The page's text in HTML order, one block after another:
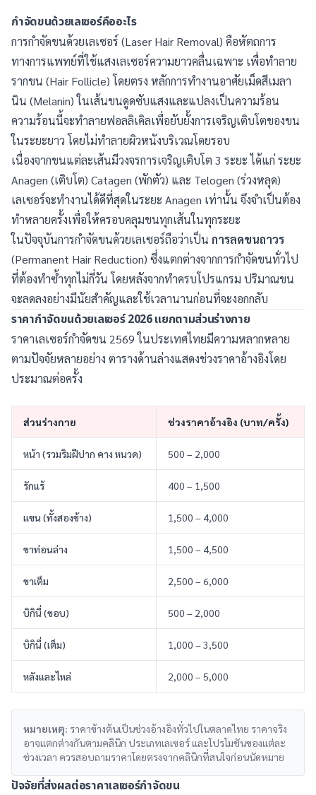
กำจัดขนด้วยเลเซอร์คืออะไร
การกำจัดขนด้วยเลเซอร์ (Laser Hair Removal) คือหัตถการ
ทางการแพทย์ที่ใช้แสงเลเซอร์ความยาวคลื่นเฉพาะ เพื่อทำลาย
รากขน (Hair Follicle) โดยตรง หลักการทำงานอาศัยเม็ดสีเมลา
นิน (Melanin) ในเส้นขนดูดซับแสงและแปลงเป็นความร้อน
ความร้อนนี้จะทำลายฟอลลิเคิลเพื่อยับยั้งการเจริญเติบโตของขน
ในระยะยาว โดยไม่ทำลายผิวหนังบริเวณโดยรอบ
เนื่องจากขนแต่ละเส้นมีวงจรการเจริญเติบโต 3 ระยะ ได้แก่ ระยะ
Anagen (เติบโต) Catagen (พักตัว) และ Telogen (ร่วงหลุด)
เลเซอร์จะทำงานได้ดีที่สุดในระยะ Anagen เท่านั้น จึงจำเป็นต้อง
ทำหลายครั้งเพื่อให้ครอบคลุมขนทุกเส้นในทุกระยะ
ในปัจจุบันการกำจัดขนด้วยเลเซอร์ถือว่าเป็น การลดขนถาวร
(Permanent Hair Reduction) ซึ่งแตกต่างจากการกำจัดขนทั่วไป
ที่ต้องทำซ้ำทุกไม่กี่วัน โดยหลังจากทำครบโปรแกรม ปริมาณขน
จะลดลงอย่างมีนัยสำคัญและใช้เวลานานก่อนที่จะงอกกลับ
ราคากำจัดขนด้วยเลเซอร์ 2026 แยกตามส่วนร่างกาย
ราคาเลเซอร์กำจัดขน 2569 ในประเทศไทยมีความหลากหลาย
ตามปัจจัยหลายอย่าง ตารางด้านล่างแสดงช่วงราคาอ้างอิงโดย
ประมาณต่อครั้ง
ส่วนร่างกาย ช่วงราคาอ้างอิง (บาท/ครั้ง)
หน้า (รวมริมฝีปาก คาง หนวด) 500 – 2,000
รักแร้ 400 – 1,500
แขน (ทั้งสองข้าง) 1,500 – 4,000
ขาท่อนล่าง 1,500 – 4,500
ขาเต็ม 2,500 – 6,000
บิกินี่ (ขอบ) 500 – 2,000
บิกินี่ (เต็ม) 1,000 – 3,500
หลังและไหล่ 2,000 – 5,000
หมายเหตุ: ราคาข้างต้นเป็นช่วงอ้างอิงทั่วไปในตลาดไทย ราคาจริง
อาจแตกต่างกันตามคลินิก ประเภทเลเซอร์ และโปรโมชันของแต่ละ
ช่วงเวลา ควรสอบถามราคาโดยตรงจากคลินิกที่สนใจก่อนนัดหมาย
ปัจจัยที่ส่งผลต่อราคาเลเซอร์กำจัดขน